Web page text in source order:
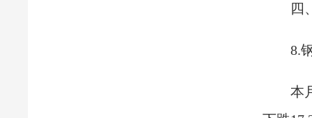
四
8.
本